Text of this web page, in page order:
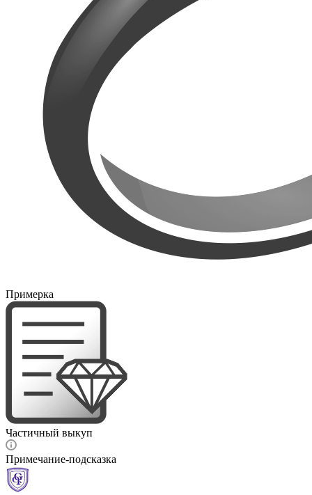
Примерка
Частичный выкуп
Примечание-подсказка